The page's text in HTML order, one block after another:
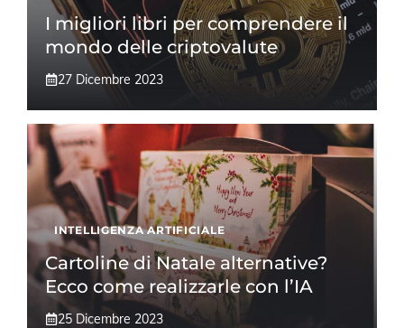
I migliori libri per comprendere il
mondo delle criptovalute
27 Dicembre 2023
INTELLIGENZA ARTIFICIALE
Cartoline di Natale alternative?
Ecco come realizzarle con l’IA
25 Dicembre 2023